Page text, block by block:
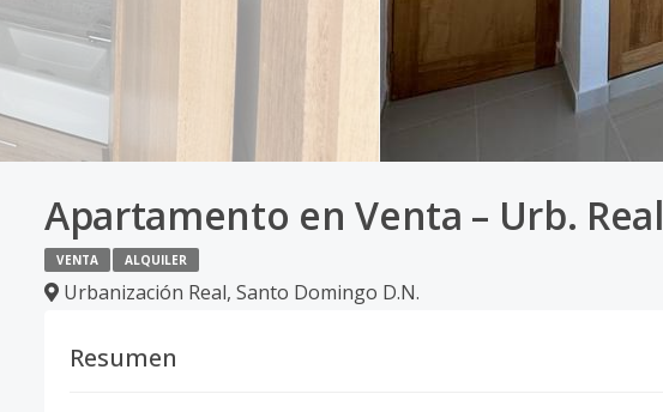
Apartamento en Venta – Urb. Real
VENTA ALQUILER
Urbanización Real, Santo Domingo D.N.
Resumen